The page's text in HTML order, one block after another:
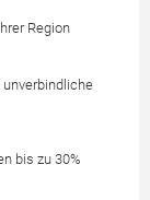
Region
bis zu 30%